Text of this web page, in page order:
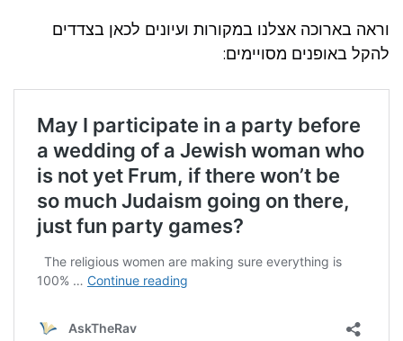
וראה בארוכה אצלנו במקורות ועיונים לכאן בצדדים
להקל באופנים מסויימים: